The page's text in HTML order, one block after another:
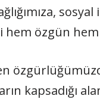
hem özgün
kapsadığı